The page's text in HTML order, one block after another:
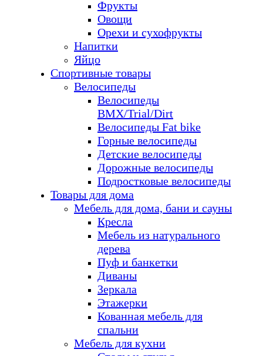
Фрукты
Овощи
Орехи и сухофрукты
Напитки
Яйцо
Спортивные товары
Велосипеды
Велосипеды
BMX/Trial/Dirt
Велосипеды Fat bike
Горные велосипеды
Детские велосипеды
Дорожные велосипеды
Подростковые велосипеды
Товары для дома
Мебель для дома, бани и сауны
Кресла
Мебель из натурального
дерева
Пуф и банкетки
Диваны
Зеркала
Этажерки
Кованная мебель для
спальни
Мебель для кухни